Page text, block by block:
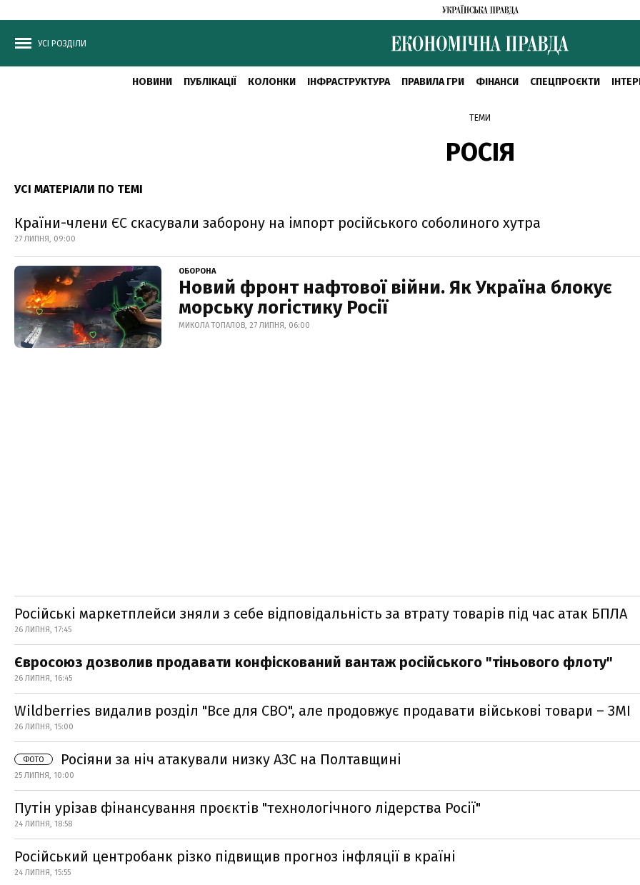
УСІ РОЗДІЛИ
НОВИНИ ПУБЛІКАЦІЇ КОЛОНКИ ІНФРАСТРУКТУРА ПРАВИЛА ГРИ ФІНАНСИ СПЕЦПРОЄКТИ
ТЕМИ
РОСІЯ
УСІ МАТЕРІАЛИ ПО ТЕМІ
Країни-члени ЄС скасували заборону на імпорт російського соболиного хутра
27 ЛИПНЯ, 09:00
ОБОРОНА
Новий фронт нафтової війни. Як Україна блокує
морську логістику Росії
МИКОЛА ТОПАЛОВ, 27 ЛИПНЯ, 06:00
Російські маркетплейси зняли з себе відповідальність за втрату товарів під час атак БПЛА
26 ЛИПНЯ, 17:45
Євросоюз дозволив продавати конфіскований вантаж російського "тіньового флоту"
26 ЛИПНЯ, 16:45
Wildberries видалив розділ "Все для СВО", але продовжує продавати військові товари – ЗМІ
26 ЛИПНЯ, 15:00
ФОТО Росіяни за ніч атакували низку АЗС на Полтавщині
25 ЛИПНЯ, 10:00
Путін урізав фінансування проєктів "технологічного лідерства Росії"
24 ЛИПНЯ, 18:58
Російський центробанк різко підвищив прогноз інфляції в країні
24 ЛИПНЯ, 15:55